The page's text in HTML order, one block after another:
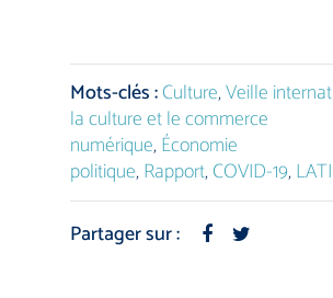
Mots-clés :Culture,Veille
la culture et le commerce
numérique,Économie
politique,Rapport,COVID-19,
Partager sur :